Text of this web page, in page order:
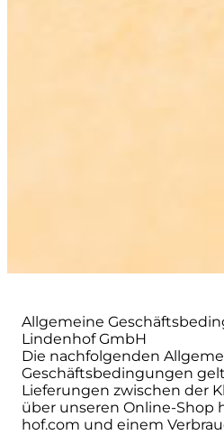
Allgemeine
Lindenhof GmbH
Die nachfolgenden
Geschäftsbedingungen
Lieferungen zwischen der
über unseren Online-Shop
hof.com und einem